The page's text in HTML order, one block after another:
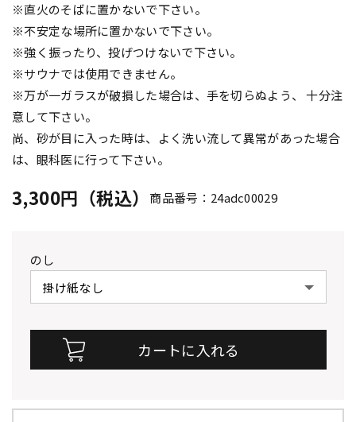
※直火のそばに置かないで下さい。
※不安定な場所に置かないで下さい。
※強く振ったり、投げつけないで下さい。
※サウナでは使用できません。
※万が一ガラスが破損した場合は、手を切らぬよう、 十分注
意して下さい。
尚、砂が目に入った時は、よく洗い流して異常があった場合
は、眼科医に行って下さい。
3,300円（税込） 商品番号：24adc00029
のし